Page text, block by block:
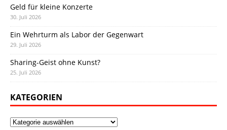
Geld für kleine Konzerte
30. Juli 2026
Ein Wehrturm als Labor der Gegenwart
29. Juli 2026
Sharing-Geist ohne Kunst?
25. Juli 2026
KATEGORIEN
Kategorien